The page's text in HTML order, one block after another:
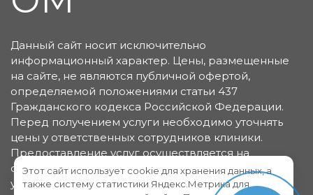
Данный сайт носит исключительно
информационный характер. Цены, размещенные
на сайте, не являются публичной офертой,
определяемой положениями статьи 437
Гражданского кодекса Российской Федерации.
Перед получением услуги необходимо уточнять
цены у ответственных сотрудников клиники.
Предоставление услуг осуществляется на
основании договора об оказании медицинских
услуг.
Этот сайт использует cookie для хранения данных, а
также систему статистики Яндекс.Метрика для